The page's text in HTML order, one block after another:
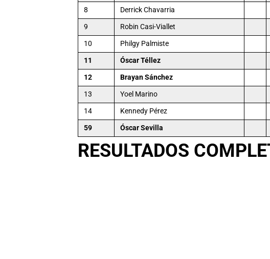
8
Derrick Chavarria
9
Robin Casi-Viallet
10
Philgy Palmiste
11
Óscar Téllez
12
Brayan Sánchez
13
Yoel Marino
14
Kennedy Pérez
59
Óscar Sevilla
RESULTADOS